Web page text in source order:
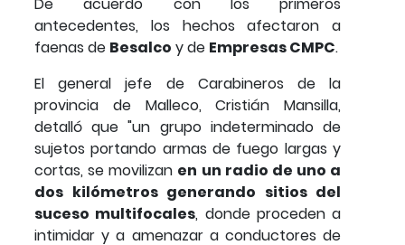
antecedentes, los hechos afectaron a
faenas de Besalco y de Empresas CMPC.
El general jefe de Carabineros de la
provincia de Malleco, Cristián Mansilla,
detalló que "un grupo indeterminado de
sujetos portando armas de fuego largas y
cortas, se movilizan en un radio de uno a
dos kilómetros generando sitios del
suceso multifocales, donde proceden a
intimidar y a amenazar a conductores de